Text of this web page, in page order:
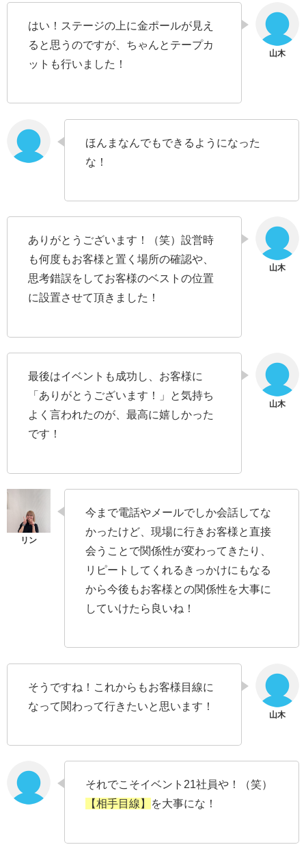
はい！ステージの上に金ポールが見え
ると思うのですが、ちゃんとテープカ
ットも行いました！
ほんまなんでもできるようになった
な！
ありがとうございます！（笑）設営時
も何度もお客様と置く場所の確認や、
思考錯誤をしてお客様のベストの位置
に設置させて頂きました！
最後はイベントも成功し、お客様に
「ありがとうございます！」と気持ち
よく言われたのが、最高に嬉しかった
です！
今まで電話やメールでしか会話してな
かったけど、現場に行きお客様と直接
会うことで関係性が変わってきたり、
リピートしてくれるきっかけにもなる
から今後もお客様との関係性を大事に
していけたら良いね！
そうですね！これからもお客様目線に
なって関わって行きたいと思います！
それでこそイベント21社員や！（笑）
【相手目線】
を大事にな！